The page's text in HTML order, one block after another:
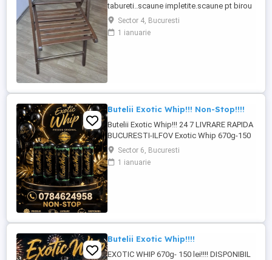
tabureti..scaune impletite.scaune pt birou
pt copii.)Birouri din lemn masiv.mahon.Tot
ce apare in poze la 2500 lei . ofer
transport in Bucuresti tel .
Sector 4, Bucuresti
1 ianuarie
Butelii Exotic Whip!!! Non-Stop!!!!
Butelii Exotic Whip!!! 24 7 LIVRARE RAPIDA
BUCURESTI-ILFOV Exotic Whip 670g-150
lei!!!! PRODUS ORIGINAL SE POATE
VERIFICA COD QR!!!
Sector 6, Bucuresti
1 ianuarie
Butelii Exotic Whip!!!!
EXOTIC WHIP 670g- 150 lei!!!! DISPONIBIL